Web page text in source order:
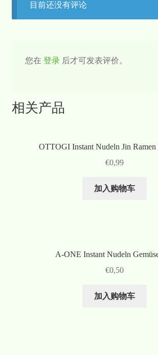
目前还没有评论
您在 登录后才可发表评价。
相关产品
OTTOGI Instant Nudeln Jin Ramen
€0,99
加入购物车
A-ONE Instant Nudeln
€0,50
加入购物车